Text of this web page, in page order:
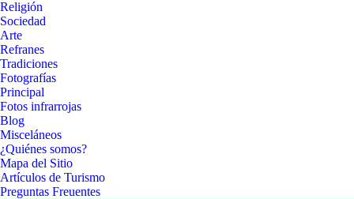
Religión
Sociedad
Arte
Refranes
Tradiciones
Fotografías
Principal
Fotos infrarrojas
Blog
Misceláneos
¿Quiénes somos?
Mapa del Sitio
Artículos de Turismo
Preguntas Freuentes